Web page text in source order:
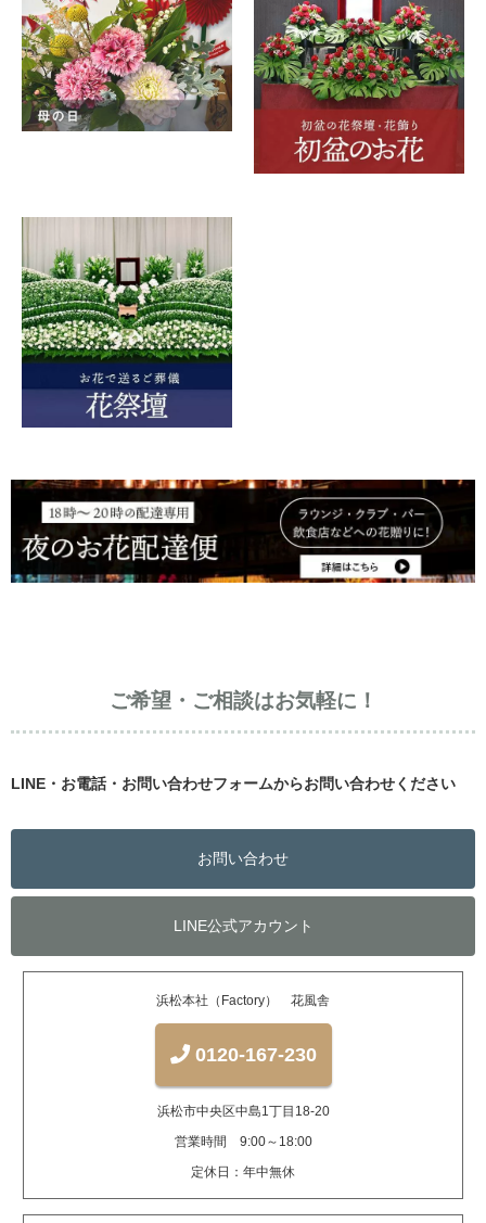
ご希望・ご相談はお気軽に！
LINE・お電話・お問い合わせフォームからお問い合わせください
お問い合わせ
LINE公式アカウント
浜松本社（Factory） 花風舎
0120-167-230
浜松市中央区中島1丁目18-20
営業時間 9:00～18:00
定休日：年中無休